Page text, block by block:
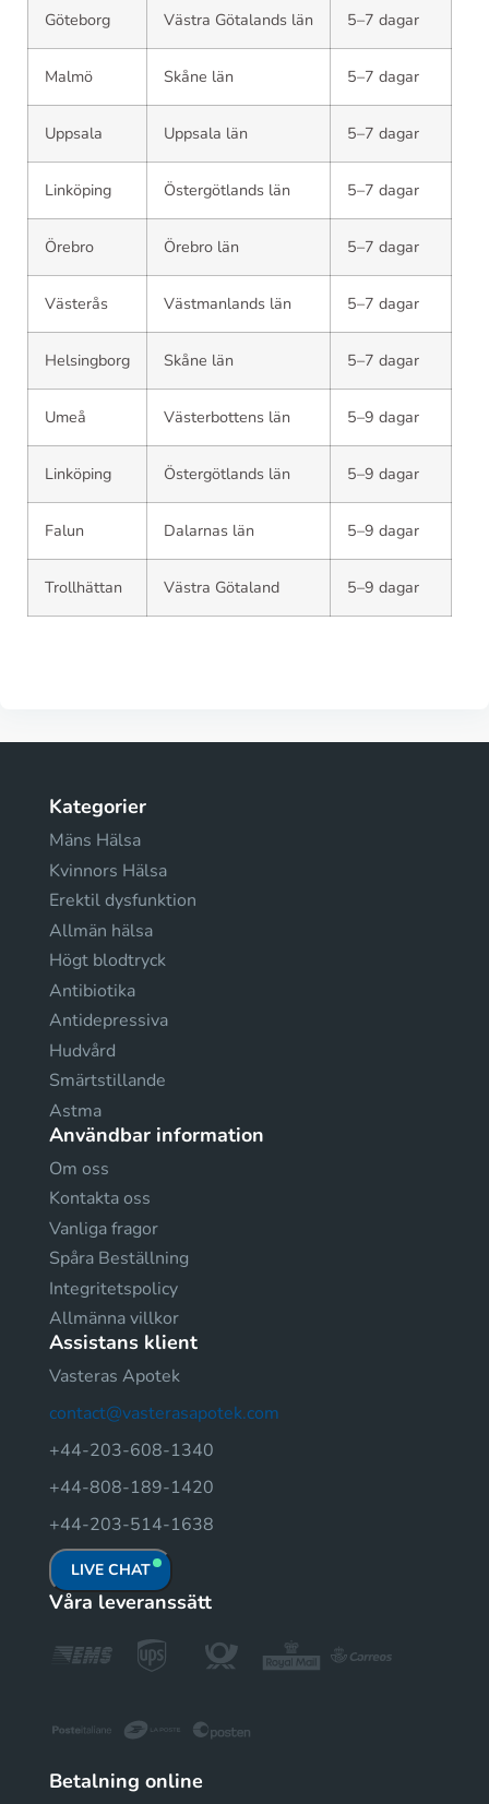
Göteborg Västra Götalands län 5–7 dagar
Malmö Skåne län 5–7 dagar
Uppsala Uppsala län 5–7 dagar
Linköping Östergötlands län 5–7 dagar
Örebro Örebro län 5–7 dagar
Västerås Västmanlands län 5–7 dagar
Helsingborg Skåne län 5–7 dagar
Umeå Västerbottens län 5–9 dagar
Linköping Östergötlands län 5–9 dagar
Falun Dalarnas län 5–9 dagar
Trollhättan Västra Götaland 5–9 dagar
Kategorier
Mäns Hälsa
Kvinnors Hälsa
Erektil dysfunktion
Allmän hälsa
Högt blodtryck
Antibiotika
Antidepressiva
Hudvård
Smärtstillande
Astma
Användbar information
Om oss
Kontakta oss
Vanliga fragor
Spåra Beställning
Integritetspolicy
Allmänna villkor
Assistans klient
Vasteras Apotek
contact@vasterasapotek.com
+44-203-608-1340
+44-808-189-1420
+44-203-514-1638
LIVE CHAT
Våra leveranssätt
Betalning online